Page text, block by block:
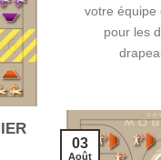
votre équipe
pour les
03
Août